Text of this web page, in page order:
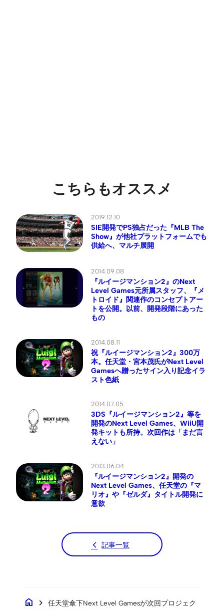
こちらもオススメ
2019.12.10
SIE開発でPS独占だった『MLB The
Show』が他社プラットフォームでも
供給へ、マルチ展開
2014.09.08
『ルイージマンション2』のNext
Level Games元所属スタッフ、『メ
トロイド』関連作のコンセプトアー
トを公開。以前、開発段階にあった
もの
2014.08.11
祝『ルイージマンション2』300万
本。任天堂・宮本茂氏がNext Level
Gamesへ贈ったサイン入り記念イラ
スト色紙
2014.07.05
3DS『ルイージマンション2』等を
開発のNext Level Games、WiiU開
発キットも所持。次回作は「まだ言
えない」
2013.06.04
『ルイージマンション2』開発の
Next Level Games、任天堂の『マ
リオ』や『ゼルダ』タイトル開発に
意欲
記事一覧
home chevron_right
任天堂傘下Next Level Gamesが次回プロジェク